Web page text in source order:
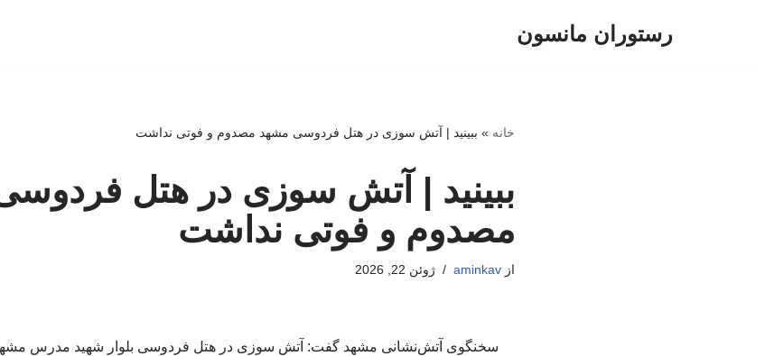
رستوران مانسون
خانه » ببینید | آتش سوزی در هتل فردوسی مشهد مصدوم و فوتی نداشت
ببینید | آتش سوزی در هتل
مصدوم و فوتی نداشت
ازaminkav ژوئن 22, 2026
سخنگوی آتش‌نشانی مشهد گفت: آتش سوزی در هتل فردوسی بلوار شهید مدرس